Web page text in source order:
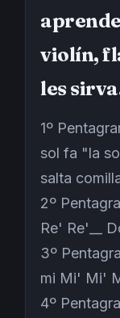
violín,
les
1º
sol fa "la
salta
2º
Re' Re'__
3º
mi Mi' Mi'
4º